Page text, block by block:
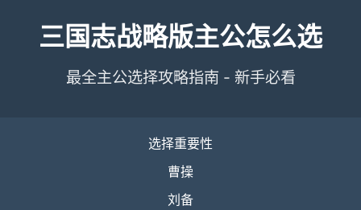
三国志战略版主公怎么选
最全主公选择攻略指南 - 新手必看
选择重要性
曹操
刘备